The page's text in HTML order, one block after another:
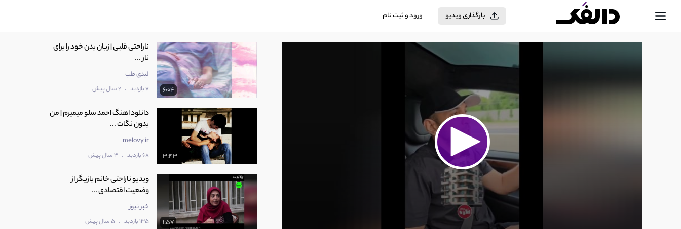
بارگذاری ویدیو ورود و ثبت نام
6:04
ناراحتی قلبی | زبان بدن خود را برای
نار ...
لیدی طب
7 بازدید . 2 سال پیش
3:43
دانلود اهنگ احمد سلو میمیرم | من
بدون نگات ...
melovy ir
68 بازدید . 3 سال پیش
1:57
ویدیو ناراحتی خانم بازیگر از
وضعیت اقتصادی ...
خبر نیوز
135 بازدید . 5 سال پیش